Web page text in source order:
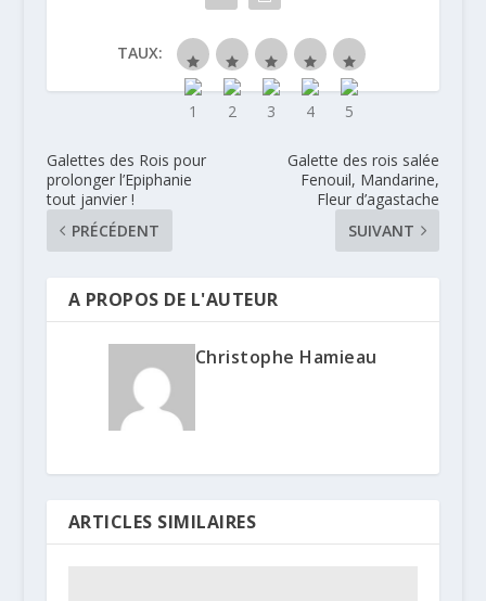
TAUX:
Galettes des Rois pour
prolonger l’Epiphanie
tout janvier !
PRÉCÉDENT
Galette des rois salée
Fenouil, Mandarine,
Fleur d’agastache
SUIVANT
A PROPOS DE L'AUTEUR
Christophe Hamieau
ARTICLES SIMILAIRES